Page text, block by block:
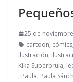
25 de
cartoon, cómics
ilustración,
Kika Superbruja,
, Paula, Paula